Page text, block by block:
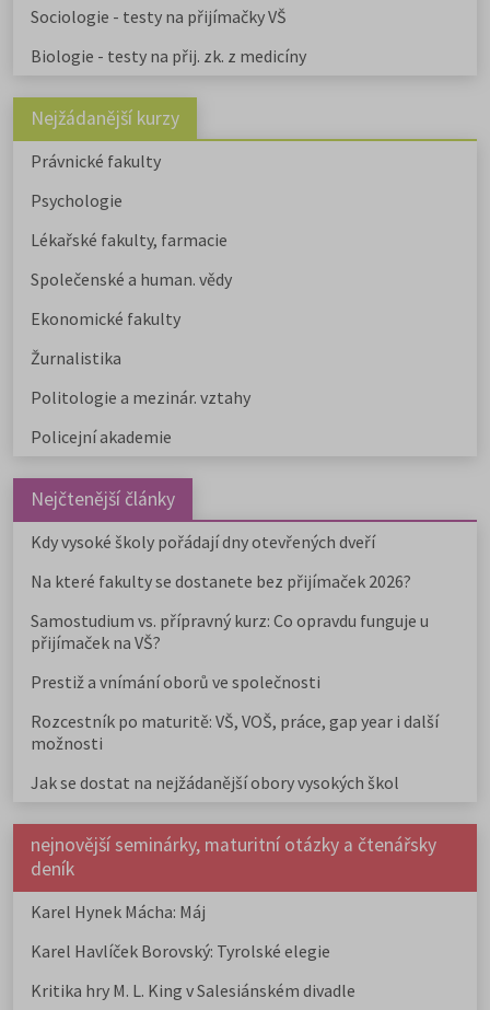
Sociologie - testy na přijímačky VŠ
Biologie - testy na přij. zk. z medicíny
Nejžádanější kurzy
Právnické fakulty
Psychologie
Lékařské fakulty, farmacie
Společenské a human. vědy
Ekonomické fakulty
Žurnalistika
Politologie a mezinár. vztahy
Policejní akademie
Nejčtenější články
Kdy vysoké školy pořádají dny otevřených dveří
Na které fakulty se dostanete bez přijímaček 2026?
Samostudium vs. přípravný kurz: Co opravdu funguje u
přijímaček na VŠ?
Prestiž a vnímání oborů ve společnosti
Rozcestník po maturitě: VŠ, VOŠ, práce, gap year i další
možnosti
Jak se dostat na nejžádanější obory vysokých škol
nejnovější seminárky, maturitní otázky a čtenářsky
deník
Karel Hynek Mácha: Máj
Karel Havlíček Borovský: Tyrolské elegie
Kritika hry M. L. King v Salesiánském divadle